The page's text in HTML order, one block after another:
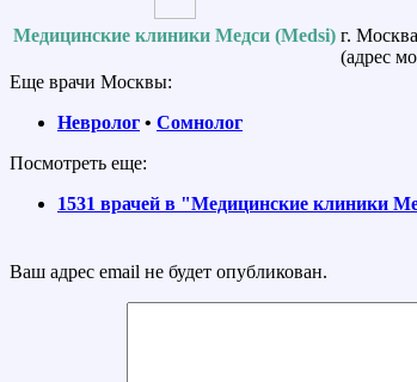
Медицинские клиники Медси (Medsi) г.
(адрес
Еще врачи Москвы:
Невролог • Сомнолог
Посмотреть еще:
1531 врачей в "Медицинские клиники
Ваш адрес email не будет опубликован.